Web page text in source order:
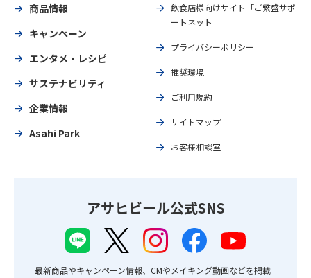
商品情報
キャンペーン
エンタメ・レシピ
サステナビリティ
企業情報
Asahi Park
飲食店様向けサイト「ご繁盛サポ
ートネット」
プライバシーポリシー
推奨環境
ご利用規約
サイトマップ
お客様相談室
アサヒビール公式SNS
最新商品やキャンペーン情報、CMやメイキング動画などを掲載